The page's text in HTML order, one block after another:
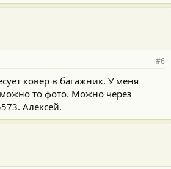
#6
ковер в багажник. У меня
то фото. Можно через
Алексей.